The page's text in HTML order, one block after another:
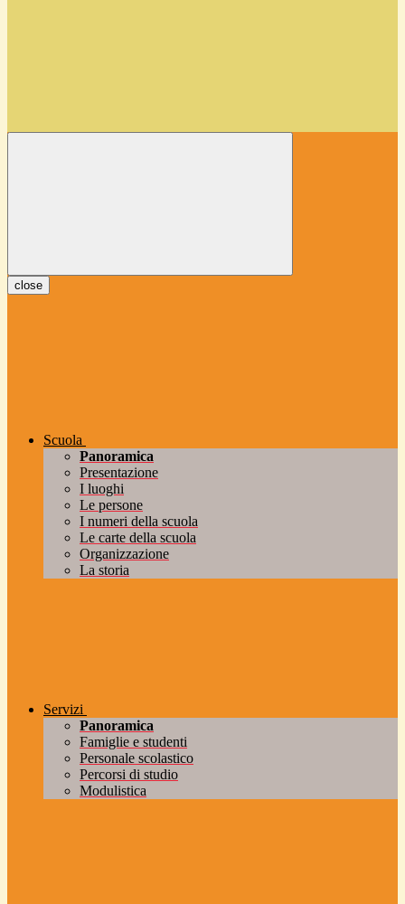
close
Scuola
Panoramica
Presentazione
I luoghi
Le persone
I numeri della scuola
Le carte della scuola
Organizzazione
La storia
Servizi
Panoramica
Famiglie e studenti
Personale scolastico
Percorsi di studio
Modulistica